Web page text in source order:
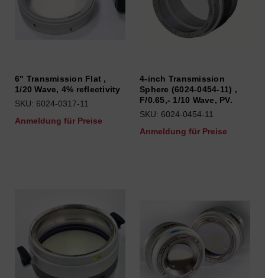
6" Transmission Flat ,
1/20 Wave, 4% reflectivity
SKU: 6024-0317-11
Anmeldung für Preise
4-inch Transmission
Sphere (6024-0454-11) ,
F/0.65,- 1/10 Wave, PV.
SKU: 6024-0454-11
Anmeldung für Preise